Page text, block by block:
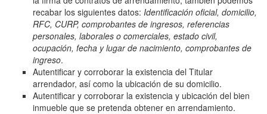
recabar los siguientes datos: Identificación oficial, domicilio,
RFC, CURP, comprobantes de ingresos, referencias
personales, laborales o comerciales, estado civil,
ocupación, fecha y lugar de nacimiento, comprobantes de
ingreso.
Autentificar y corroborar la existencia del Titular
arrendador, así como la ubicación de su domicilio.
Autentificar y corroborar la existencia y ubicación del bien
inmueble que se pretenda obtener en arrendamiento.